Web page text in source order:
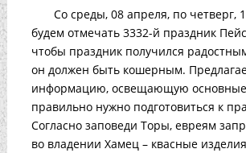
Со среды, 08 апреля, по четверг,
будем отмечать 3332-й праздник
чтобы праздник получился
он должен быть кошерным.
информацию, освещающую
правильно нужно подготовиться к
Согласно заповеди Торы, евреям
во владении Хамец – квасные